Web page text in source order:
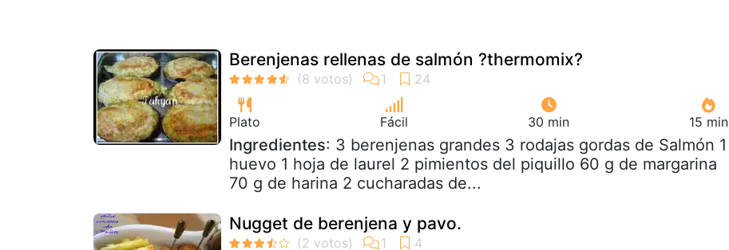
Berenjenas rellenas de salmón ?thermomix?
Plato Fácil 30 min 15 min
Ingredientes: 3 berenjenas grandes 3 rodajas gordas de Salmón 1
huevo 1 hoja de laurel 2 pimientos del piquillo 60 g de margarina
70 g de harina 2 cucharadas de...
Nugget de berenjena y pavo.